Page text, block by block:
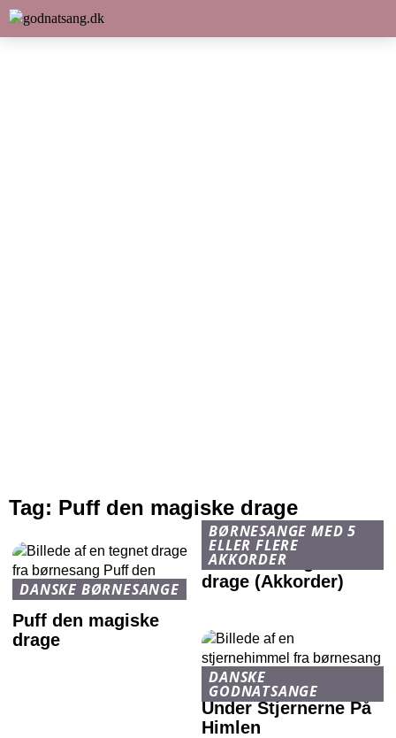
Tag: Puff den magiske drage
DANSKE BØRNESANGE
Puff den magiske
drage
BØRNESANGE MED 5
ELLER FLERE
AKKORDER
Puff den magiske
drage (Akkorder)
DANSKE
GODNATSANGE
Under Stjernerne På
Himlen